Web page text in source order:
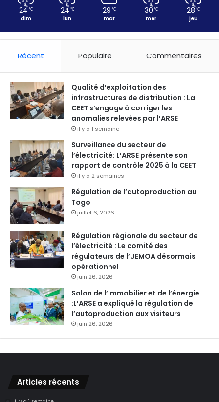
24 ℃
dim
24 ℃
lun
29 ℃
mar
30 ℃
mer
28 ℃
jeu
Récent Populaire Commentaires
Qualité d’exploitation des
infrastructures de distribution : La
CEET s’engage à corriger les
anomalies relevées par l’ARSE
il y a 1 semaine
Surveillance du secteur de
l’électricité: L’ARSE présente son
rapport de contrôle 2025 à la CEET
il y a 2 semaines
Régulation de l’autoproduction au
Togo
juillet 6, 2026
Régulation régionale du secteur de
l’électricité : Le comité des
régulateurs de l’UEMOA désormais
opérationnel
juin 26, 2026
Salon de l’immobilier et de l’énergie
:L’ARSE a expliqué la régulation de
l’autoproduction aux visiteurs
juin 26, 2026
Articles récents